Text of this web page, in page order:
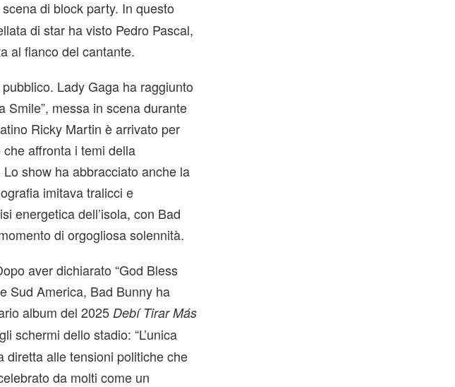
di block party. In questo
di star ha visto Pedro Pascal,
al fianco del cantante.
Lady Gaga ha raggiunto
Smile”, messa in scena durante
Ricky Martin è arrivato per
che affronta i temi della
show ha abbracciato anche la
imitava tralicci e
energetica dell’isola, con Bad
di orgogliosa solennità.
aver dichiarato “God Bless
Sud America, Bad Bunny ha
album del 2025 Debí Tirar Más
schermi dello stadio: “L’unica
diretta alle tensioni politiche che
da molti come un